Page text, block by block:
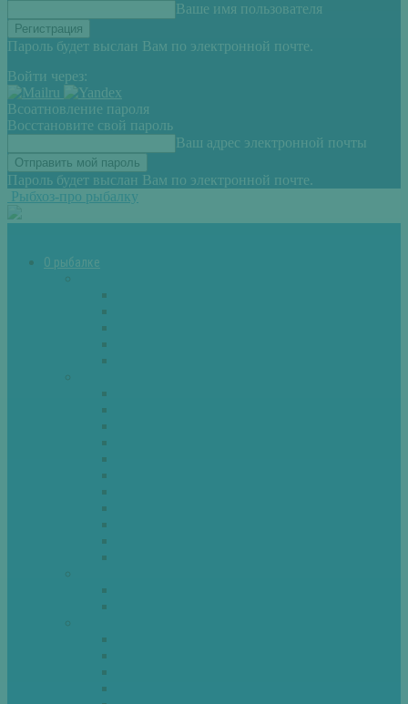
Ваше имя пользователя
Пароль будет выслан Вам по электронной почте.
Войти через:
Всоатновление пароля
Восстановите свой пароль
Ваш адрес электронной почты
Пароль будет выслан Вам по электронной почте.
Рыбхоз-про рыбалку
О рыбалке